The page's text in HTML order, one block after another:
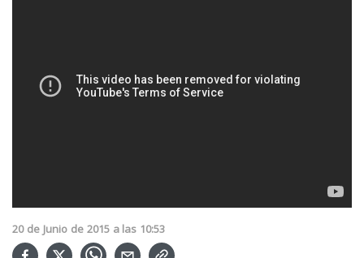
20 de Junio de 2015 a las 10:53